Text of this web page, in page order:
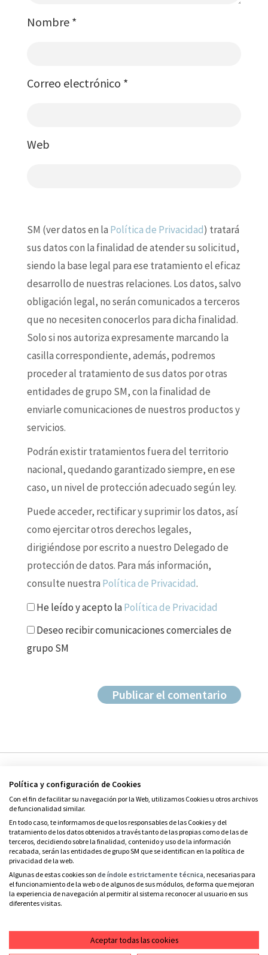
Nombre *
Correo electrónico *
Web
SM (ver datos en la Política de Privacidad) tratará
sus datos con la finalidad de atender su solicitud,
siendo la base legal para ese tratamiento el eficaz
desarrollo de nuestras relaciones. Los datos, salvo
obligación legal, no serán comunicados a terceros
que no necesiten conocerlos para dicha finalidad.
Solo si nos autoriza expresamente marcando la
casilla correspondiente, además, podremos
proceder al tratamiento de sus datos por otras
entidades de grupo SM, con la finalidad de
enviarle comunicaciones de nuestros productos y
servicios.
Podrán existir tratamientos fuera del territorio
nacional, quedando garantizado siempre, en ese
caso, un nivel de protección adecuado según ley.
Puede acceder, rectificar y suprimir los datos, así
como ejercitar otros derechos legales,
dirigiéndose por escrito a nuestro Delegado de
protección de datos. Para más información,
consulte nuestra Política de Privacidad.
He leído y acepto laPolítica de Privacidad
Deseo recibir comunicaciones comerciales de
grupo SM
© Grupo SM
Condiciones de uso
Política de privacidad
Política de cookies
Política y configuración de Cookies
Con el fin de facilitar su navegación por la Web, utilizamos Cookies u otros archivos
de funcionalidad similar.
En todo caso, te informamos de que los responsables de las Cookies y del
tratamiento de los datos obtenidos a través tanto de las propias como de las de
terceros, decidiendo sobre la finalidad, contenido y uso de la información
recabada, serán las entidades de grupo SM que se identifican en la política de
privacidad de la web.
Algunas de estas cookies son de índole estrictamente técnica, necesarias para
el funcionamiento de la web o de algunos de sus módulos, de forma que mejoran
la experiencia de navegación al permitir al sistema reconocer al usuario en sus
diferentes visitas.
Aceptar todas las cookies